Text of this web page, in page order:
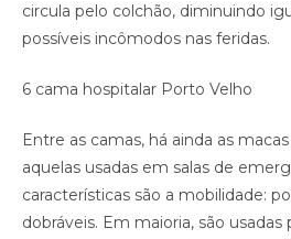
circula pelo colchão, diminuindo
possíveis incômodos nas feridas.
6 cama hospitalar Porto Velho
Entre as camas, há ainda as
aquelas usadas em salas de
características são a mobilidade:
dobráveis. Em maioria, são usadas